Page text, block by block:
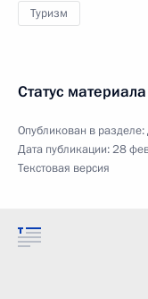
Туризм
Статус материала
Опубликован в разделе:
Дата публикации:28
Текстовая версия